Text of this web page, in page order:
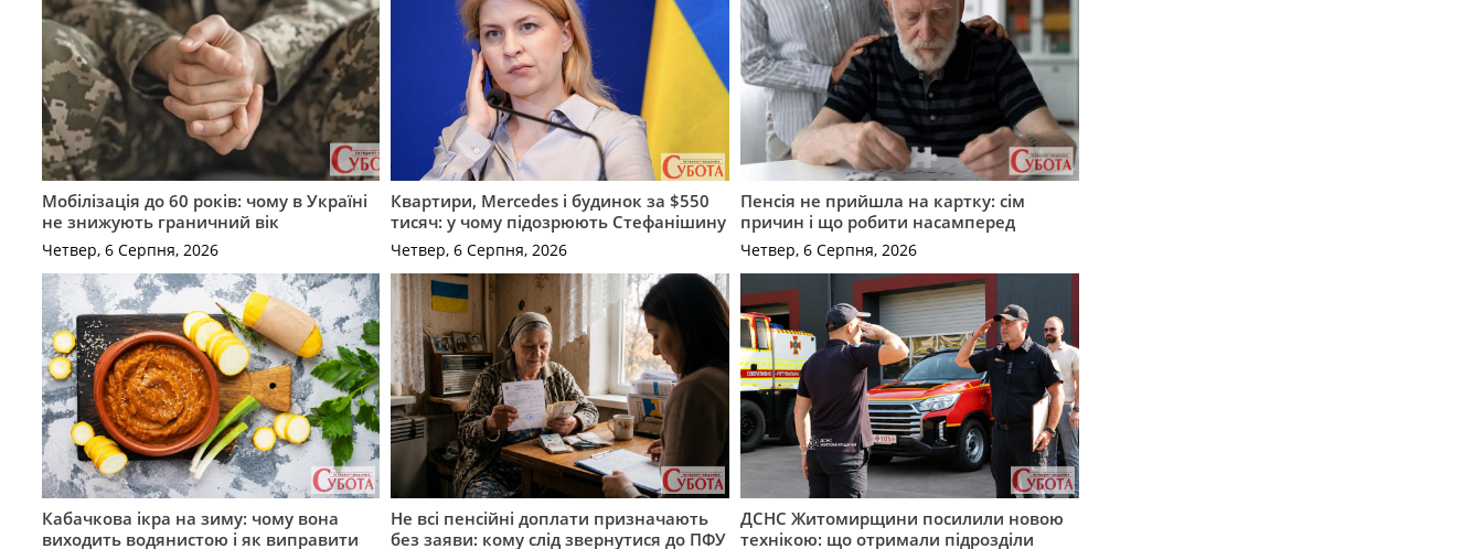
Мобілізація до 60 років: чому в Україні
не знижують граничний вік
Четвер, 6 Серпня, 2026
Квартири, Mercedes і будинок за $550
тисяч: у чому підозрюють Стефанішину
Четвер, 6 Серпня, 2026
Пенсія не прийшла на картку: сім
причин і що робити насамперед
Четвер, 6 Серпня, 2026
Кабачкова ікра на зиму: чому вона
виходить водянистою і як виправити
Не всі пенсійні доплати призначають
без заяви: кому слід звернутися до ПФУ
ДСНС Житомирщини посилили новою
технікою: що отримали підрозділи